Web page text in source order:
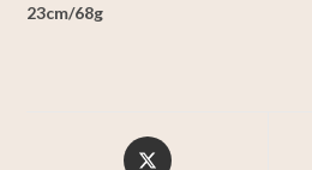
23cm/68g